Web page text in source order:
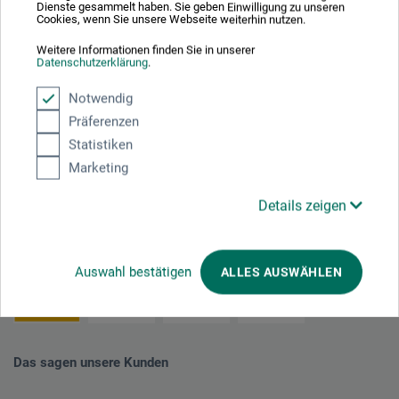
Dienste gesammelt haben. Sie geben Einwilligung zu unseren
Cookies, wenn Sie unsere Webseite weiterhin nutzen.
Weitere Informationen finden Sie in unserer
Datenschutzerklärung.
Notwendig
Präferenzen
Statistiken
Marketing
Details zeigen
Auswahl bestätigen ALLES AUSWÄHLEN
Nachhaltig einkaufen
Mit diesem Logo möchten wir zeigen, dass wir Kunde bei Der Grüne Punkt –
Duales System Deutschland GmbH sind und unsere Verkaufsverpackungen
für Deutschland am dualen System Der Grüne Punkt beteiligen.
Weitere Informationen zu unserer Teilnahme können Sie diesemZertifikat
Das sagen unsere Kunden